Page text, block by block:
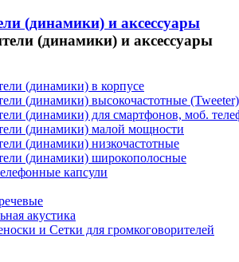
(динамики) и аксессуары
(динамики) в корпусе
(динамики) высокочастотные (Tweeter)
(динамики) для смартфонов, моб.
(динамики) малой мощности
(динамики) низкочастотные
(динамики) широкополосные
капсули
акустика
и Сетки для громкоговорителей